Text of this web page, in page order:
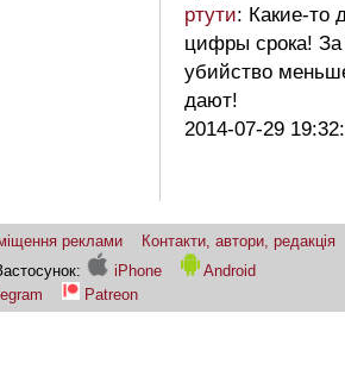
ртути: Какие-то
цифры срока! За
убийство
дают!
2014-07-29
реклами
Контакти, автори, редакція
iPhone
Android
Patreon